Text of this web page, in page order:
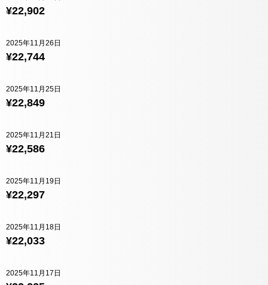
¥22,902
¥22,744
2025年11月26日
¥22,849
2025年11月25日
¥22,586
2025年11月21日
¥22,297
2025年11月19日
¥22,033
2025年11月18日
2025年11月17日